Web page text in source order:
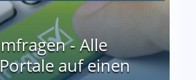
- Alle
auf einen